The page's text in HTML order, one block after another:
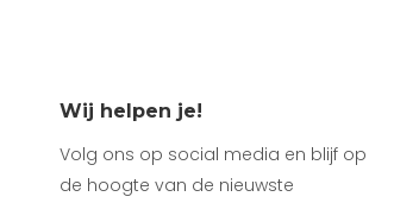
Wij helpen je!
Volg ons op social media en blijf op
de hoogte van de nieuwste